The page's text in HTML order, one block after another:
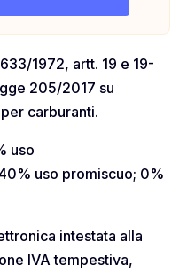
1972, artt. 19 e 19-
205/2017 su
carburanti.
uso
uso promiscuo; 0%
intestata alla
IVA tempestiva,